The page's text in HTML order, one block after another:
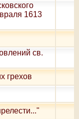
1613
св.
грехов